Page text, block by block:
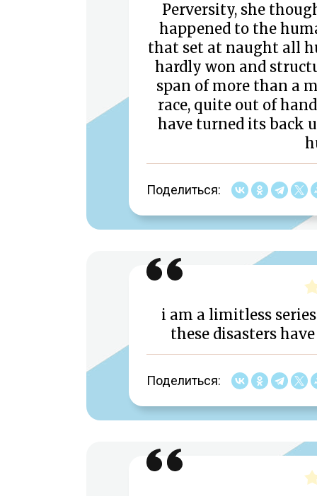
Perversity, she
happened to the
that set at naught all
hardly won and
span of more than a
race, quite out of
have turned its back
Поделиться:
i am a limitless
these disasters
Поделиться: